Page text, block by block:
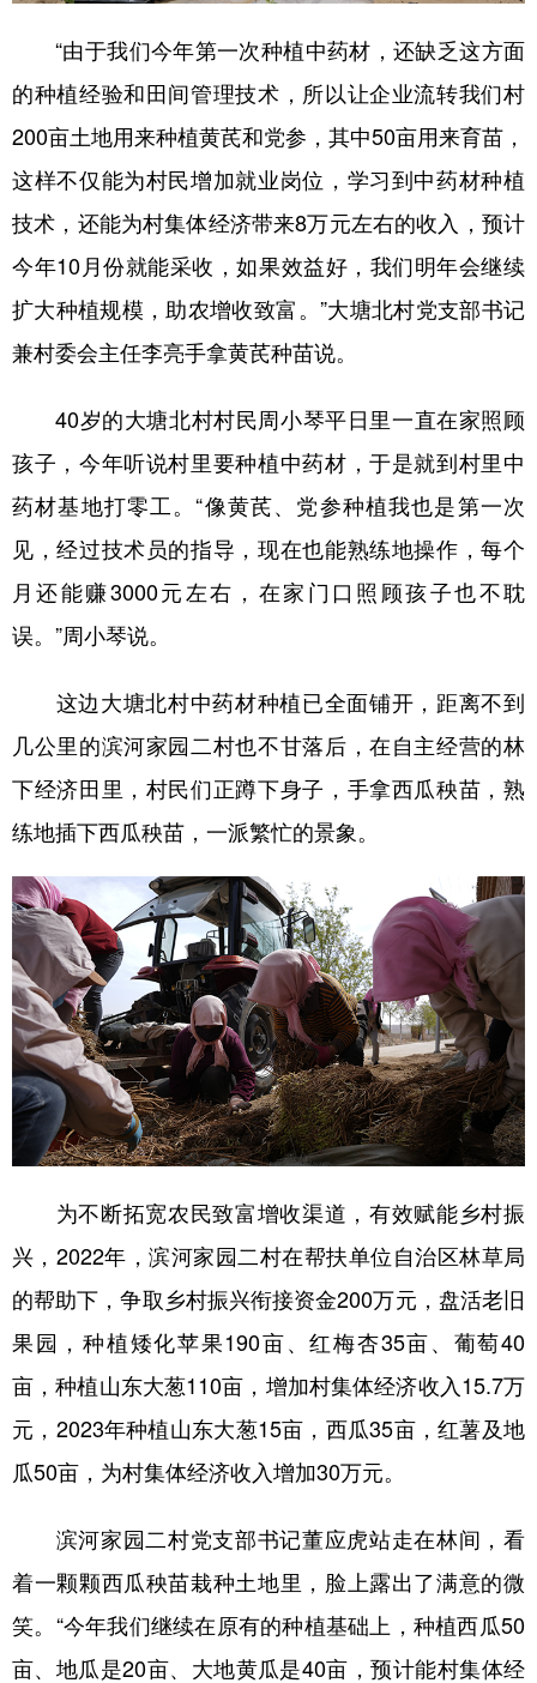
“由于我们今年第一次种植中药材，还缺乏这方面
的种植经验和田间管理技术，所以让企业流转我们村
200亩土地用来种植黄芪和党参，其中50亩用来育苗，
这样不仅能为村民增加就业岗位，学习到中药材种植
技术，还能为村集体经济带来8万元左右的收入，预计
今年10月份就能采收，如果效益好，我们明年会继续
扩大种植规模，助农增收致富。”大塘北村党支部书记
兼村委会主任李亮手拿黄芪种苗说。
40岁的大塘北村村民周小琴平日里一直在家照顾
孩子，今年听说村里要种植中药材，于是就到村里中
药材基地打零工。“像黄芪、党参种植我也是第一次
见，经过技术员的指导，现在也能熟练地操作，每个
月还能赚3000元左右，在家门口照顾孩子也不耽
误。”周小琴说。
这边大塘北村中药材种植已全面铺开，距离不到
几公里的滨河家园二村也不甘落后，在自主经营的林
下经济田里，村民们正蹲下身子，手拿西瓜秧苗，熟
练地插下西瓜秧苗，一派繁忙的景象。
为不断拓宽农民致富增收渠道，有效赋能乡村振
兴，2022年，滨河家园二村在帮扶单位自治区林草局
的帮助下，争取乡村振兴衔接资金200万元，盘活老旧
果园，种植矮化苹果190亩、红梅杏35亩、葡萄40
亩，种植山东大葱110亩，增加村集体经济收入15.7万
元，2023年种植山东大葱15亩，西瓜35亩，红薯及地
瓜50亩，为村集体经济收入增加30万元。
滨河家园二村党支部书记董应虎站走在林间，看
着一颗颗西瓜秧苗栽种土地里，脸上露出了满意的微
笑。“今年我们继续在原有的种植基础上，种植西瓜50
亩、地瓜是20亩、大地黄瓜是40亩，预计能村集体经